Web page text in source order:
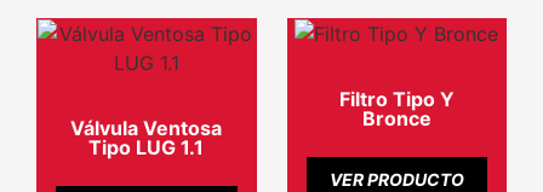
Válvula Ventosa
Tipo LUG 1.1
Filtro Tipo Y
Bronce
VER PRODUCTO